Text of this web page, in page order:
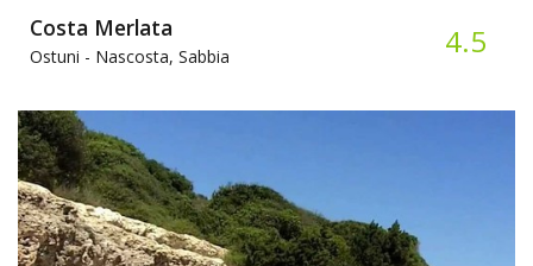
Costa Merlata
Ostuni - Nascosta, Sabbia 4.5